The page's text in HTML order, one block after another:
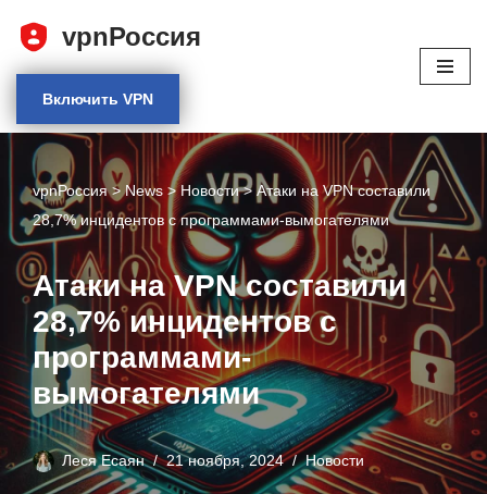
vpnРоссия
Включить VPN
vpnРоссия>News >Новости>Атаки на VPN составили
28,7% инцидентов с программами-вымогателями
Атаки на VPN составили
28,7% инцидентов с
программами-
вымогателями
Леся Есаян 21 ноября, 2024 Новости